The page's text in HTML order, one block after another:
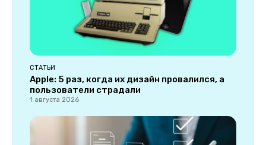
СТАТЬИ
Apple: 5 раз, когда их дизайн провалился, а
пользователи страдали
1 августа 2026